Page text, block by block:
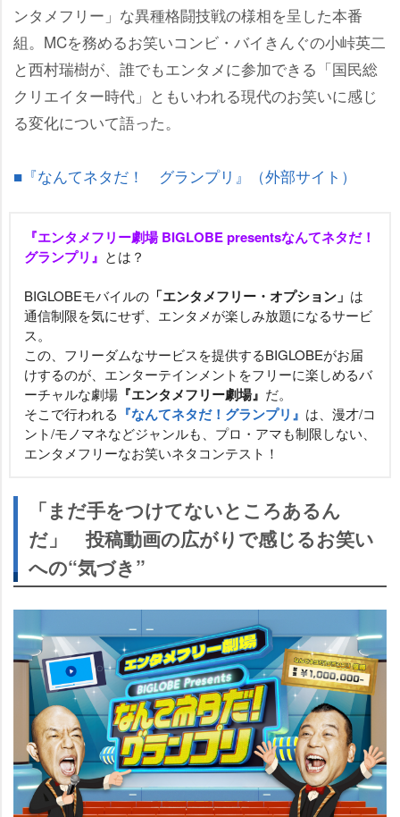
ンタメフリー」な異種格闘技戦の様相を呈した本番
組。MCを務めるお笑いコンビ・バイきんぐの小峠英二
と西村瑞樹が、誰でもエンタメに参加できる「国民総
クリエイター時代」ともいわれる現代のお笑いに感じ
る変化について語った。
■『なんてネタだ！ グランプリ』（外部サイト）
『エンタメフリー劇場 BIGLOBE presentsなんてネタだ！
グランプリ』 とは？
BIGLOBEモバイルの 「エンタメフリー・オプション」 は
通信制限を気にせず、エンタメが楽しみ放題になるサービ
ス。
この、フリーダムなサービスを提供するBIGLOBEがお届
けするのが、エンターテインメントをフリーに楽しめるバ
ーチャルな劇場 『エンタメフリー劇場』 だ。
そこで行われる 『なんてネタだ！グランプリ』 は、漫才/コ
ント/モノマネなどジャンルも、プロ・アマも制限しない、
エンタメフリーなお笑いネタコンテスト！
「まだ手をつけてないところあるん
だ」 投稿動画の広がりで感じるお笑い
への“気づき”